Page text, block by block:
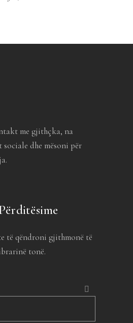
me gjithçka, na
dhe mësoni për
të qëndroni gjithmonë të
tonë.